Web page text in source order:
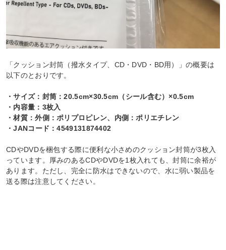
「クッション封筒（撥水タイプ、CD・DVD・BD用）」の概要は
以下のとおりです。
・サイズ：封筒：20.5cm×30.5cm（シール含む）×0.5cm
・内容量：3枚入
・材質：外側：ポリプロピレン、内側：ポリエチレン
・JANコード：4549131874402
CDやDVDを梱包する際に便利な小さめのクッション封筒が3枚入
っています。厚みのあるCDやDVDを1枚入れても、封筒に余裕が
あります。ただし、完全に防水はできないので、水に弱い製品を
送る際は注意してください。